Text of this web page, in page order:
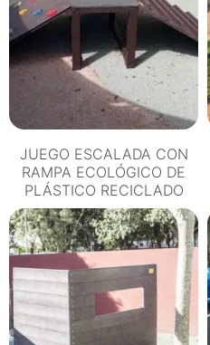
JUEGO ESCALADA CON
RAMPA ECOLÓGICO DE
PLÁSTICO RECICLADO